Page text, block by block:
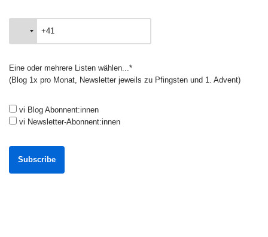
Eine oder mehrere Listen wählen...*
(Blog 1x pro Monat, Newsletter jeweils zu Pfingsten und 1. Advent)
vi Blog Abonnent:innen
vi Newsletter-Abonnent:innen